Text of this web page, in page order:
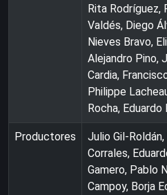
Rita Rodríguez,
Valdés, Diego
Nieves Bravo,
Alejandro Pino,
Cardia,
Philippe
Rocha,
Productores
Julio Gil-
Corrales,
Gamero, Pablo
Campoy, Borja